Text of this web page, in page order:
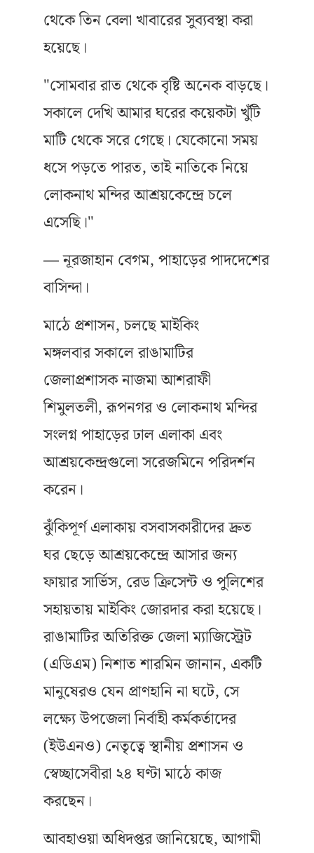
থেকে তিন বেলা খাবারের সুব্যবস্থা করা
হয়েছে।
"সোমবার রাত থেকে বৃষ্টি অনেক বাড়ছে।
সকালে দেখি আমার ঘরের কয়েকটা খুঁটি
মাটি থেকে সরে গেছে। যেকোনো সময়
ধসে পড়তে পারত, তাই নাতিকে নিয়ে
লোকনাথ মন্দির আশ্রয়কেন্দ্রে চলে
এসেছি।"
— নূরজাহান বেগম, পাহাড়ের পাদদেশের
বাসিন্দা।
মাঠে প্রশাসন, চলছে মাইকিং
মঙ্গলবার সকালে রাঙামাটির
জেলাপ্রশাসক নাজমা আশরাফী
শিমুলতলী, রূপনগর ও লোকনাথ মন্দির
সংলগ্ন পাহাড়ের ঢাল এলাকা এবং
আশ্রয়কেন্দ্রগুলো সরেজমিনে পরিদর্শন
করেন।
ঝুঁকিপূর্ণ এলাকায় বসবাসকারীদের দ্রুত
ঘর ছেড়ে আশ্রয়কেন্দ্রে আসার জন্য
ফায়ার সার্ভিস, রেড ক্রিসেন্ট ও পুলিশের
সহায়তায় মাইকিং জোরদার করা হয়েছে।
রাঙামাটির অতিরিক্ত জেলা ম্যাজিস্ট্রেট
(এডিএম) নিশাত শারমিন জানান, একটি
মানুষেরও যেন প্রাণহানি না ঘটে, সে
লক্ষ্যে উপজেলা নির্বাহী কর্মকর্তাদের
(ইউএনও) নেতৃত্বে স্থানীয় প্রশাসন ও
স্বেচ্ছাসেবীরা ২৪ ঘণ্টা মাঠে কাজ
করছেন।
আবহাওয়া অধিদপ্তর জানিয়েছে, আগামী